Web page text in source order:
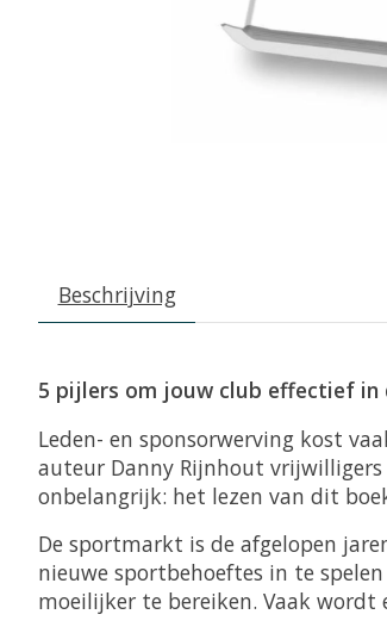
Beschrijving
5 pijlers om jouw club effectief
Leden- en sponsorwerving kost
auteur Danny Rijnhout
onbelangrijk: het lezen van dit
De sportmarkt is de afgelopen
nieuwe sportbehoeftes in te
moeilijker te bereiken. Vaak wordt